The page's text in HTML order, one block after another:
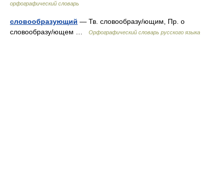
орфографический словарь
словообразующий — Тв. словообразу/ющим, Пр. о
словообразу/ющем …
Орфографический словарь русского языка